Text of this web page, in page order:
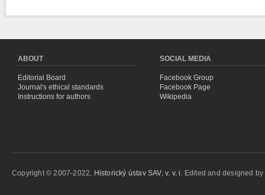
ABOUT
Editorial Board
Journal's ethical standards
Instructions for authors
SOCIAL MEDIA
Facebook Group
Facebook Page
Wikipedia
Copyright © 2007-2022, Historický ústav SAV, v. v. i. Edited and designed by